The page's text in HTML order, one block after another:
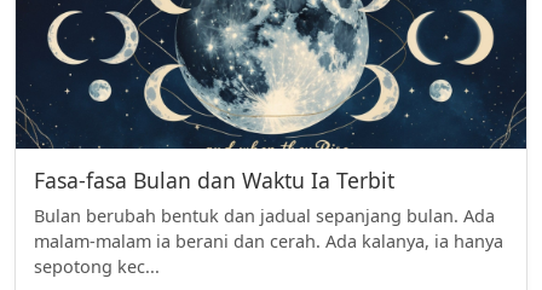
Fasa-fasa Bulan dan Waktu Ia Terbit
Bulan berubah bentuk dan jadual sepanjang bulan. Ada
malam-malam ia berani dan cerah. Ada kalanya, ia hanya
sepotong kec...